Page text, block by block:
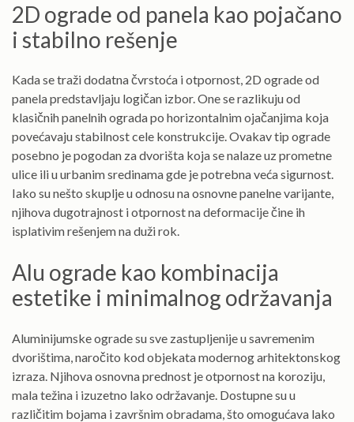
2D ograde od panela kao pojačano
i stabilno rešenje
Kada se traži dodatna čvrstoća i otpornost, 2D ograde od
panela predstavljaju logičan izbor. One se razlikuju od
klasičnih panelnih ograda po horizontalnim ojačanjima koja
povećavaju stabilnost cele konstrukcije. Ovakav tip ograde
posebno je pogodan za dvorišta koja se nalaze uz prometne
ulice ili u urbanim sredinama gde je potrebna veća sigurnost.
Iako su nešto skuplje u odnosu na osnovne panelne varijante,
njihova dugotrajnost i otpornost na deformacije čine ih
isplativim rešenjem na duži rok.
Alu ograde kao kombinacija
estetike i minimalnog održavanja
Aluminijumske ograde su sve zastupljenije u savremenim
dvorištima, naročito kod objekata modernog arhitektonskog
izraza. Njihova osnovna prednost je otpornost na koroziju,
mala težina i izuzetno lako održavanje. Dostupne su u
različitim bojama i završnim obradama, što omogućava lako